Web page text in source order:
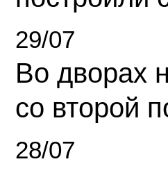
29/07
Во дворах
со второй
28/07